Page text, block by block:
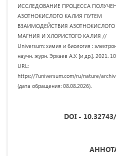
ИССЛЕДОВАНИЕ ПРОЦЕССА
АЗОТНОКИСЛОГО КАЛИЯ ПУТЕМ
ВЗАИМОДЕЙСТВИЯ АЗОТНОКИСЛОГО
МАГНИЯ И ХЛОРИСТОГО КАЛИЯ //
Universum: химия и биология :
научн. журн. Эркаев А.У. [и др.]. 2021.
URL:
https://7universum.com/ru/nature/
(дата обращения: 08.08.2026).
DOI -